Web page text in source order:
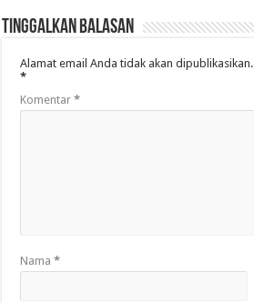
Tinggalkan Balasan
Alamat email Anda tidak akan dipublikasikan.
*
Komentar*
Nama*